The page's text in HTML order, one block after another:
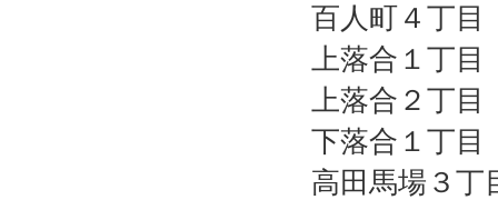
百人町４丁
上落合１丁
上落合２丁
下落合１丁
高田馬場３